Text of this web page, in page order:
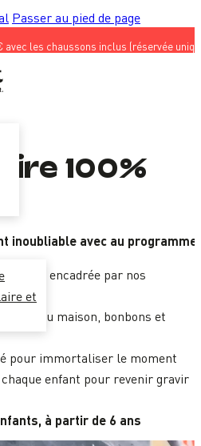
Passer au pied de page
les chaussons inclus (réservée
et
100%
inoubliable avec au programme
de jeux encadrée par nos
gâteau maison, bonbons et
pour immortaliser le moment
enfant pour revenir gravir
à partir de 6 ans